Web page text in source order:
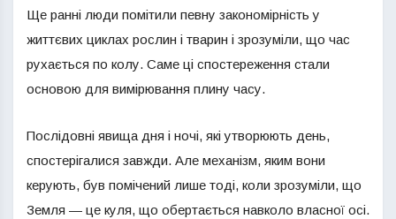
Ще ранні люди помітили певну закономірність у
життєвих циклах рослин і тварин і зрозуміли, що час
рухається по колу. Саме ці спостереження стали
основою для вимірювання плину часу.
Послідовні явища дня і ночі, які утворюють день,
спостерігалися завжди. Але механізм, яким вони
керують, був помічений лише тоді, коли зрозуміли, що
Земля — це куля, що обертається навколо власної осі.